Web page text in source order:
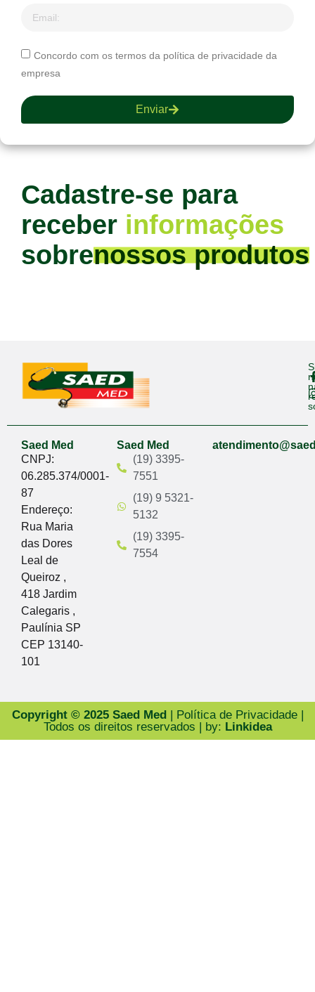
Concordo com os termos da política de privacidade da
empresa
Enviar
Cadastre-se para
receber informações
sobrenossos produtos
Saed Med
CNPJ:
06.285.374/0001-
87
Endereço:
Rua Maria
das Dores
Leal de
Queiroz ,
418 Jardim
Calegaris ,
Paulínia SP
CEP 13140-
101
Saed Med
(19) 3395-
7551
(19) 9 5321-
5132
(19) 3395-
7554
Copyright © 2025 Saed Med| Política de Privacidade |
Todos os direitos reservados | by: Linkidea